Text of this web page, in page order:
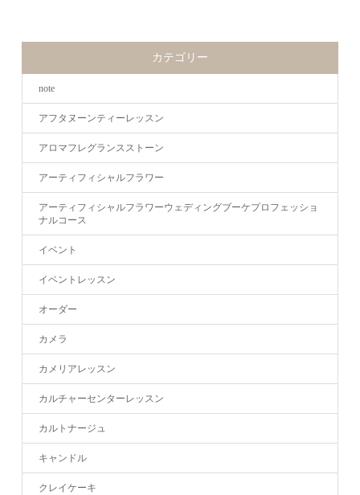
カテゴリー
note
アフタヌーンティーレッスン
アロマフレグランスストーン
アーティフィシャルフラワー
アーティフィシャルフラワーウェディングブーケプロフェッショ
ナルコース
イベント
イベントレッスン
オーダー
カメラ
カメリアレッスン
カルチャーセンターレッスン
カルトナージュ
キャンドル
クレイケーキ